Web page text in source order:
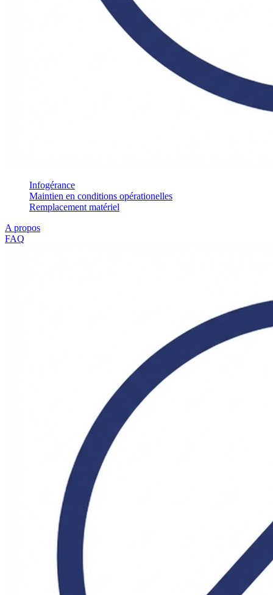
Infogérance
Maintien en conditions opérationelles
Remplacement matériel
A propos
FAQ